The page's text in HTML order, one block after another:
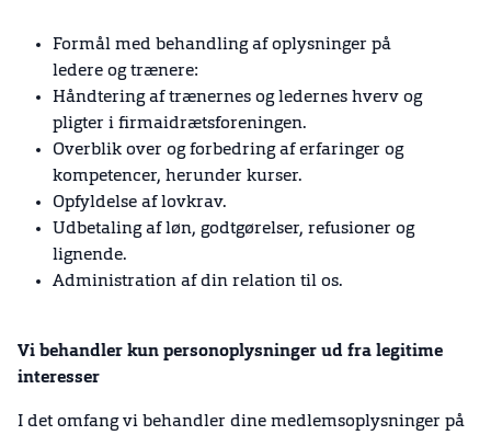
Formål med behandling af oplysninger på
ledere og trænere:
Håndtering af trænernes og ledernes hverv og
pligter i firmaidrætsforeningen.
Overblik over og forbedring af erfaringer og
kompetencer, herunder kurser.
Opfyldelse af lovkrav.
Udbetaling af løn, godtgørelser, refusioner og
lignende.
Administration af din relation til os.
Vi behandler kun personoplysninger ud fra legitime
interesser
I det omfang vi behandler dine medlemsoplysninger på